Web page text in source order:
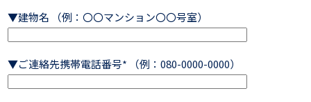
▼建物名 （例：〇〇マンション〇〇号室）
▼ご連絡先携帯電話番号* （例：080-0000-0000）